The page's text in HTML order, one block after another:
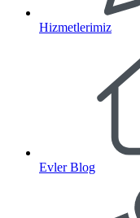
Hizmetlerimiz
Evler Blog